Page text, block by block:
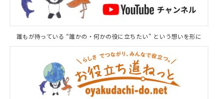
誰もが持っている “誰かの・何かの役に立ちたい” という想いを形に